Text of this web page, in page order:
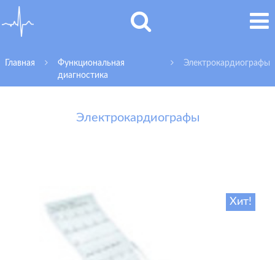
Главная
Функциональная
диагностика
Электрокардиографы
Электрокардиографы
Хит!